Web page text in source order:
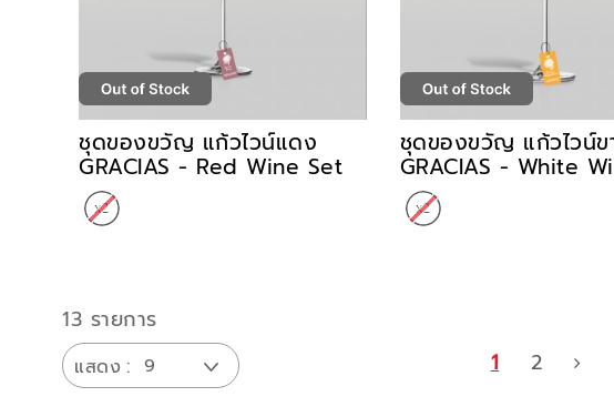
ชุดของขวัญ แก้วไวน์แดง
GRACIAS - Red Wine Set
ชุดของขวัญ แก้วไวน์ข
GRACIAS - White
13 รายการ
แสดง 1 2